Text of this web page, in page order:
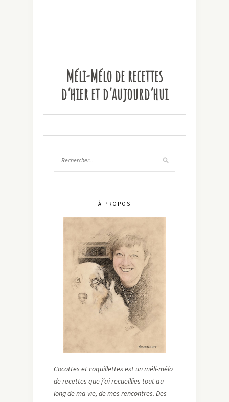
Méli-Mélo de recettes
d’hier et d’aujourd’hui
À PROPOS
Cocottes et coquillettes est un méli-mélo
de recettes que j’ai recueillies tout au
long de ma vie, de mes rencontres. Des